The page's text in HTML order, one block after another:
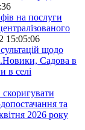
на послуги
15:05:06
щодо
Садова в
в селі
та
2026 року